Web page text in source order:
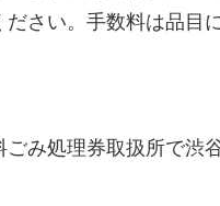
さい。手数料は品目
み処理券取扱所で渋